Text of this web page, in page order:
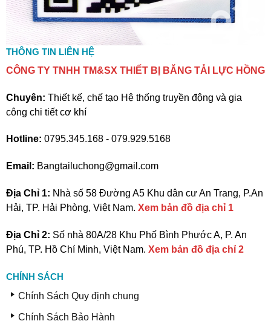
THÔNG TIN LIÊN HỆ
CÔNG TY TNHH TM&SX THIẾT BỊ BĂNG TẢI LỰC HỒNG
Chuyên: Thiết kế, chế tạo Hệ thống truyền động và gia
công chi tiết cơ khí
Hotline: 0795.345.168 - 079.929.5168
Email: Bangtailuchong@gmail.com
Địa Chỉ 1: Nhà số 58 Đường A5 Khu dân cư An Trang, P.An
Hải, TP. Hải Phòng, Việt Nam. Xem bản đồ địa chỉ 1
Địa Chỉ 2: Số nhà 80A/28 Khu Phố Bình Phước A, P. An
Phú, TP. Hồ Chí Minh, Việt Nam. Xem bản đồ địa chỉ 2
CHÍNH SÁCH
Chính Sách Quy định chung
Chính Sách Bảo Hành